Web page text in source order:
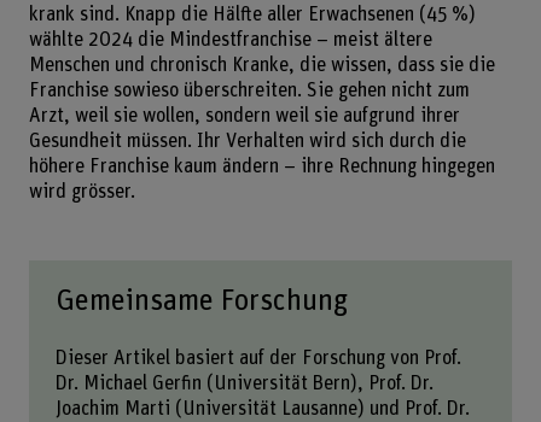
krank sind. Knapp die Hälfte aller Erwachsenen (45 %)
wählte 2024 die Mindestfranchise – meist ältere
Menschen und chronisch Kranke, die wissen, dass sie die
Franchise sowieso überschreiten. Sie gehen nicht zum
Arzt, weil sie wollen, sondern weil sie aufgrund ihrer
Gesundheit müssen. Ihr Verhalten wird sich durch die
höhere Franchise kaum ändern – ihre Rechnung hingegen
wird grösser.
Gemeinsame Forschung
Dieser Artikel basiert auf der Forschung von Prof.
Dr. Michael Gerfin (Universität Bern), Prof. Dr.
Joachim Marti (Universität Lausanne) und
Prof. Dr.